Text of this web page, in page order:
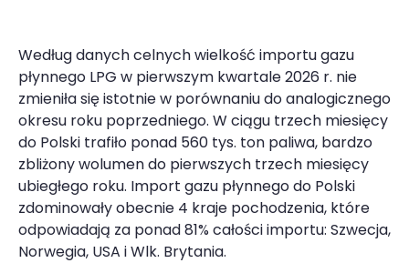
Według danych celnych wielkość importu gazu
płynnego LPG w pierwszym kwartale 2026 r. nie
zmieniła się istotnie w porównaniu do analogicznego
okresu roku poprzedniego. W ciągu trzech miesięcy
do Polski trafiło ponad 560 tys. ton paliwa, bardzo
zbliżony wolumen do pierwszych trzech miesięcy
ubiegłego roku. Import gazu płynnego do Polski
zdominowały obecnie 4 kraje pochodzenia, które
odpowiadają za ponad 81% całości importu: Szwecja,
Norwegia, USA i Wlk. Brytania.